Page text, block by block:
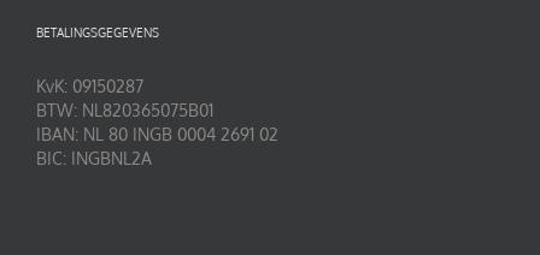
BETALINGSGEGEVENS
KvK: 09150287
BTW: NL820365075B01
IBAN: NL 80 INGB 0004 2691 02
BIC: INGBNL2A